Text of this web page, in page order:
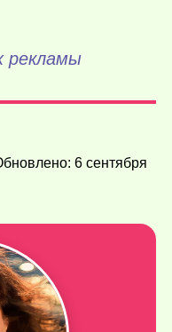
рекламы
6 сентября